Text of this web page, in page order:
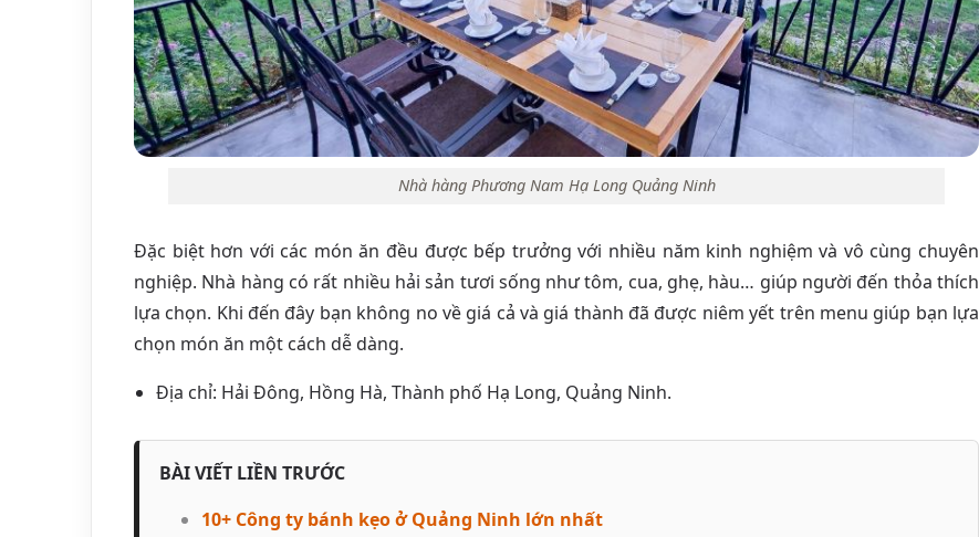
Nhà hàng Phương Nam Hạ Long Quảng Ninh
Đặc biệt hơn với các món ăn đều được bếp trưởng với nhiều năm kinh nghiệm và vô cùng chuyên
nghiệp. Nhà hàng có rất nhiều hải sản tươi sống như tôm, cua, ghẹ, hàu… giúp người đến thỏa thích
lựa chọn. Khi đến đây bạn không no về giá cả và giá thành đã được niêm yết trên menu giúp bạn lựa
chọn món ăn một cách dễ dàng.
Địa chỉ: Hải Đông, Hồng Hà, Thành phố Hạ Long, Quảng Ninh.
BÀI VIẾT LIỀN TRƯỚC
10+ Công ty bánh kẹo ở Quảng Ninh lớn nhất